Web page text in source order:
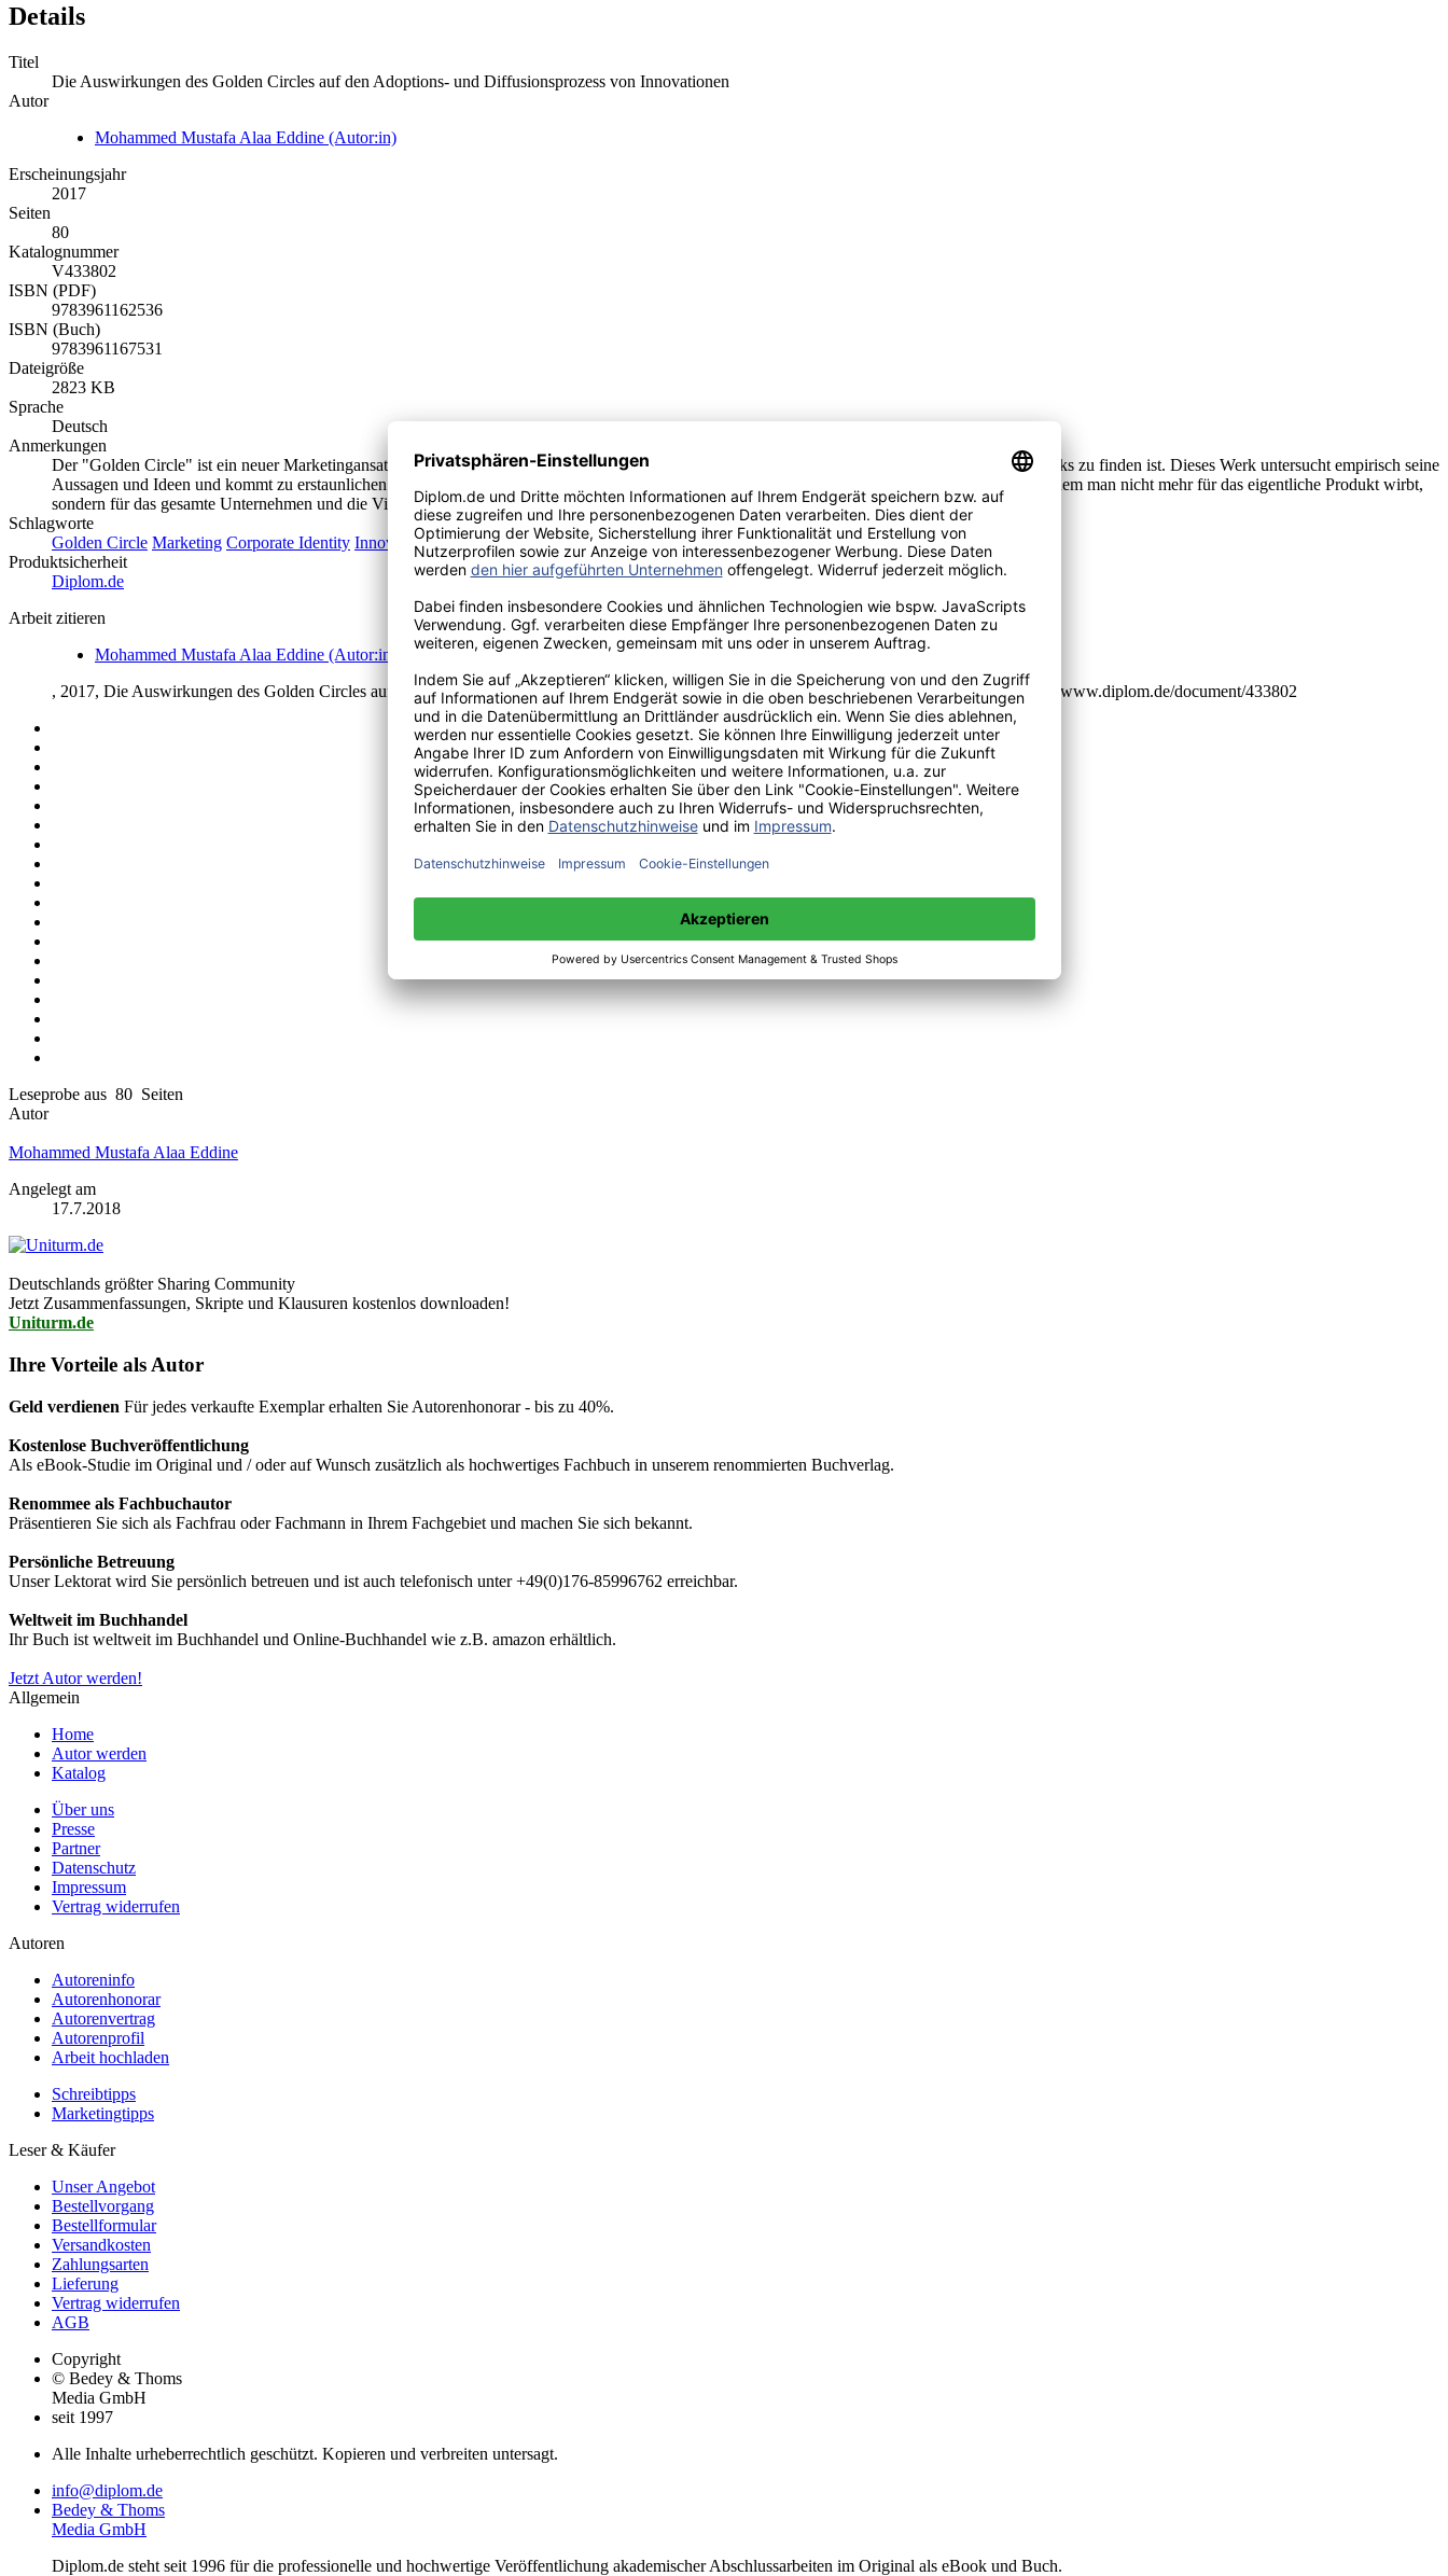
Details
Titel
Die Auswirkungen des Golden Circles auf den Adoptions- und Diffusionsprozess von Innovationen
Autor
Mohammed Mustafa Alaa Eddine (Autor:in)
Erscheinungsjahr
2017
Seiten
80
Katalognummer
V433802
ISBN (PDF)
9783961162536
ISBN (Buch)
9783961167531
Dateigröße
2823 KB
Sprache
Deutsch
Anmerkungen
Der "Golden Circle" ist ein neuer Marketingansatz von Simon Sinek welcher mit seinem TED Talk bereits unter den TOP 3 der meist gesehenen Talks zu finden ist. Dieses Werk untersucht empirisch seine
Aussagen und Ideen und kommt zu erstaunlichen Ergebnissen. In Zukunft könnte dieser Ansatz das Marketing der Unternehmen revolutionieren, indem man nicht mehr für das eigentliche Produkt wirbt,
sondern für das gesamte Unternehmen und die Vision, die sich dahinter verbirgt.
Schlagworte
Golden Circle Marketing Corporate Identity Innovation Diffusion Adoption
Produktsicherheit
Diplom.de
Arbeit zitieren
Mohammed Mustafa Alaa Eddine (Autor:in)
, 2017, Die Auswirkungen des Golden Circles auf den Adoptions- und Diffusionsprozess von Innovationen, Hamburg, Bedey Media GmbH, https://www.diplom.de/document/433802
Leseprobe aus 80 Seiten
Autor
Mohammed Mustafa Alaa Eddine
Angelegt am
17.7.2018
Deutschlands größter Sharing Community
Jetzt Zusammenfassungen, Skripte und Klausuren kostenlos downloaden!
Uniturm.de
Ihre Vorteile als Autor
Geld verdienen Für jedes verkaufte Exemplar erhalten Sie Autorenhonorar - bis zu 40%.
Kostenlose Buchveröffentlichung
Als eBook-Studie im Original und / oder auf Wunsch zusätzlich als hochwertiges Fachbuch in unserem renommierten Buchverlag.
Renommee als Fachbuchautor
Präsentieren Sie sich als Fachfrau oder Fachmann in Ihrem Fachgebiet und machen Sie sich bekannt.
Persönliche Betreuung
Unser Lektorat wird Sie persönlich betreuen und ist auch telefonisch unter +49(0)176-85996762 erreichbar.
Weltweit im Buchhandel
Ihr Buch ist weltweit im Buchhandel und Online-Buchhandel wie z.B. amazon erhältlich.
Jetzt Autor werden!
Allgemein
Home
Autor werden
Katalog
Über uns
Presse
Partner
Datenschutz
Impressum
Vertrag widerrufen
Autoren
Autoreninfo
Autorenhonorar
Autorenvertrag
Autorenprofil
Arbeit hochladen
Schreibtipps
Marketingtipps
Leser & Käufer
Unser Angebot
Bestellvorgang
Bestellformular
Versandkosten
Zahlungsarten
Lieferung
Vertrag widerrufen
AGB
Copyright
© Bedey & Thoms
Media GmbH
seit 1997
Alle Inhalte urheberrechtlich geschützt. Kopieren und verbreiten untersagt.
info@diplom.de
Bedey & Thoms
Media GmbH
Diplom.de steht seit 1996 für die professionelle und hochwertige Veröffentlichung akademischer Abschlussarbeiten im Original als eBook und Buch.